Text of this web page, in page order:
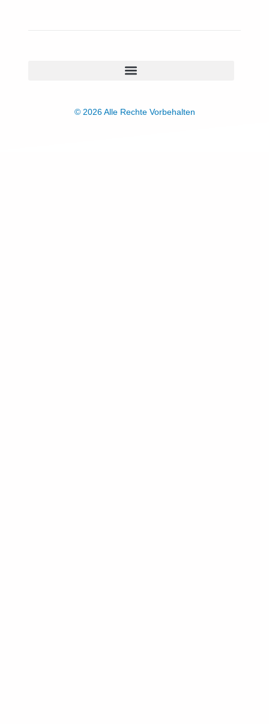
© 2026 Alle Rechte Vorbehalten